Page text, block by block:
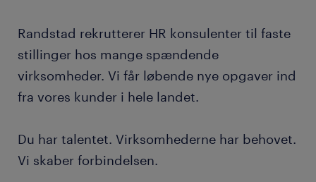
Randstad rekrutterer HR konsulenter til faste
stillinger hos mange spændende
virksomheder. Vi får løbende nye opgaver ind
fra vores kunder i hele landet.
Du har talentet. Virksomhederne har behovet.
Vi skaber forbindelsen.